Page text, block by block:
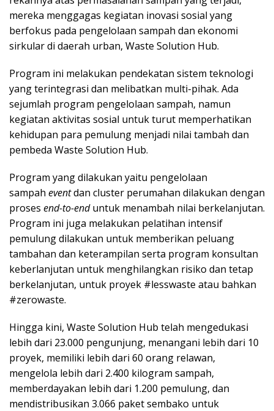
mereka menggagas kegiatan inovasi sosial yang
berfokus pada pengelolaan sampah dan ekonomi
sirkular di daerah urban, Waste Solution Hub.
Program ini melakukan pendekatan sistem teknologi
yang terintegrasi dan melibatkan multi-pihak. Ada
sejumlah program pengelolaan sampah, namun
kegiatan aktivitas sosial untuk turut memperhatikan
kehidupan para pemulung menjadi nilai tambah dan
pembeda Waste Solution Hub.
Program yang dilakukan yaitu pengelolaan
sampah eventdan cluster perumahan dilakukan dengan
proses end-to-enduntuk menambah nilai berkelanjutan.
Program ini juga melakukan pelatihan intensif
pemulung dilakukan untuk memberikan peluang
tambahan dan keterampilan serta program konsultan
keberlanjutan untuk menghilangkan risiko dan tetap
berkelanjutan, untuk proyek #lesswaste atau bahkan
#zerowaste.
Hingga kini, Waste Solution Hub telah mengedukasi
lebih dari 23.000 pengunjung, menangani lebih dari 10
proyek, memiliki lebih dari 60 orang relawan,
mengelola lebih dari 2.400 kilogram sampah,
memberdayakan lebih dari 1.200 pemulung, dan
mendistribusikan 3.066 paket sembako untuk